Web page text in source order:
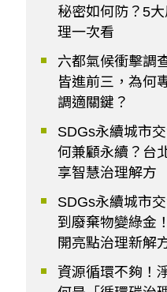
秘密如何防？5
理一次看
六都氣候衝擊調
皆進前三，為何
調適關鍵？
SDGs永續城市
何兼顧永續？台
享智慧治理解方
SDGs永續城市
到廢棄物變綠金
開亮點治理新解
資源循環不夠！